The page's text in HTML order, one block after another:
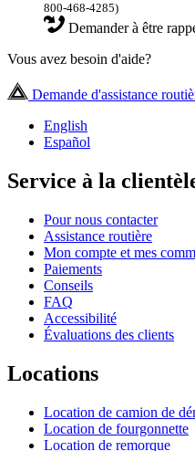
800-468-4285)
Demander à être
Vous avez besoin d'aide?
Demande d'assistance
English
Español
Service à la
Pour nous contacter
Assistance routière
Mon compte et mes
Paiements
Conseils
FAQ
Accessibilité
Évaluations des clients
Locations
Location de camion de
Location de fourgonnette
Location de remorque